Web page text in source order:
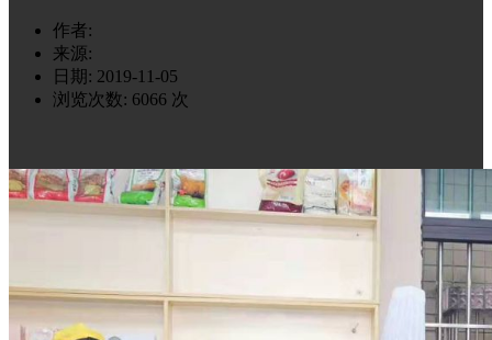
作者:
来源:
日期: 2019-11-05
浏览次数: 6066 次